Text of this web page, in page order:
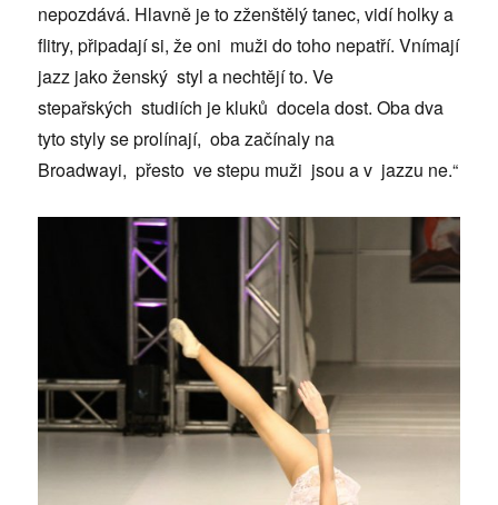
nepozdává. Hlavně je to zženštělý tanec, vidí holky a
flitry, připadají si, že oni muži do toho nepatří. Vnímají
jazz jako ženský styl a nechtějí to. Ve
stepařských studiích je kluků docela dost. Oba dva
tyto styly se prolínají, oba začínaly na
Broadwayi, přesto ve stepu muži jsou a v jazzu ne.“